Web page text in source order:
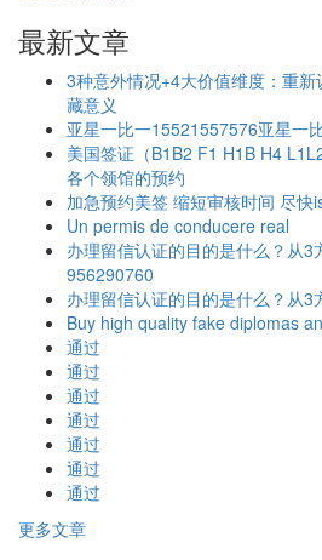
最新文章
3种意外情况+4大价值维度：重
藏意义
亚星一比一15521557576亚星一
美国签证（B1B2 F1 H1B H4
各个领馆的预约
加急预约美签 缩短审核时间 尽快
Un permis de conducere real
办理留信认证的目的是什么？从3
956290760
办理留信认证的目的是什么？从3
Buy high quality fake diplomas
通过
通过
通过
通过
通过
通过
通过
更多文章